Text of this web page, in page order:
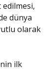
edilmesi,
dünya
olarak
ilk